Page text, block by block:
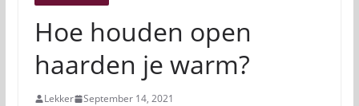
Hoe houden open
haarden je warm?
Lekker September 14, 2021